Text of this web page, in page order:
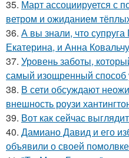
35. Март ассоциируется с
ветром и ожиданием
36. А вы знали, что
Екатерина, и Анна
37. Уровень заботы,
самый изощренный способ
38. В сети обсуждают
внешность роузи
39. Вот как сейчас
40. Дамиано Давид и его
объявили о своей